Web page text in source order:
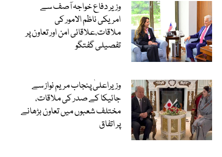
وزیر دفاع خواجہ آصف سے
امریکی ناظم الامور کی
ملاقات،علاقائی امن اور تعاون پر
تفصیلی گفتگو
وزیراعلیٰ پنجاب مریم نواز سے
جائیکا کے صدر کی ملاقات،
مختلف شعبوں میں تعاون بڑھانے
پر اتفاق